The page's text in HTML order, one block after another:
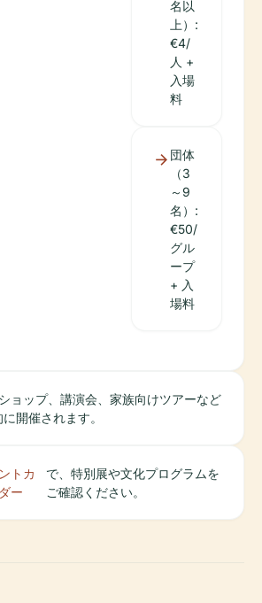
名以
上）:
€4/
人 +
入場
料
団体
（3
～9
名）:
€50/
グル
ープ
+ 入
場料
ョップ、講演会、家族向けツアーなど
開催されます。
トカ
ー
で、特別展や文化プログラムを
ご確認ください。